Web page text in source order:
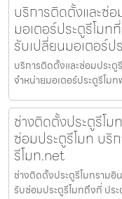
บริการติดตั้งและซ่
มอเตอร์ประตูรีโมท
รับเปลี่ยนมอเตอร์ป
บริการติดตั้งและซ่อมประตู
จำหน่ายมอเตอร์ประตูรีโม
ช่างติดตั้งประตูรีโม
ซ่อมประตูรีโมท บริ
รีโมท.net
ช่างติดตั้งประตูรีโมทรามอิ
รับซ่อมประตูรีโมทถึงที่ ปร